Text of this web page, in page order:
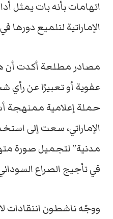
اتهامات بأنه بات يمثل
الإماراتية لتلميع دورها
مصادر مطلعة أكدت أن
عفوية أو تعبيرًا عن
حملة إعلامية ممنهجة
الإماراتي، سعت إلى
مدنية” لتجميل صورة
في تأجيج الصراع
ووجّه ناشطون انتقادات